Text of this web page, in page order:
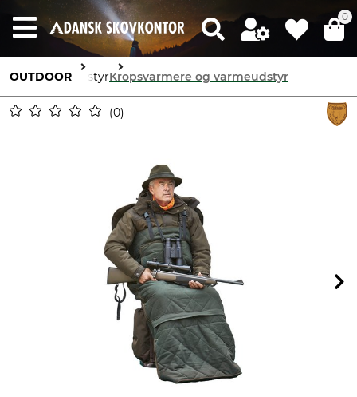
0
OUTDOOR UdstyrKropsvarmere og varmeudstyr
0